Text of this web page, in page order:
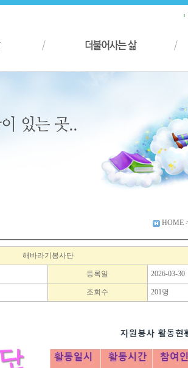
HOME
해바라기봉사단
등록일 2026-03-30
조회수 201명